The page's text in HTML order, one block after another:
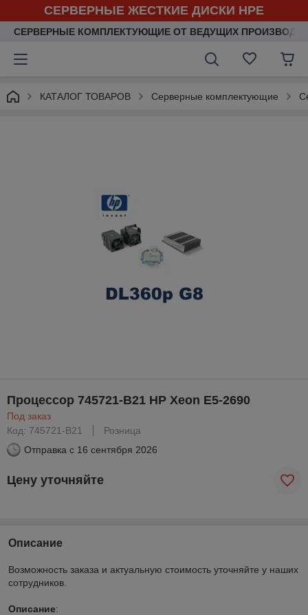
СЕРВЕРНЫЕ ЖЕСТКИЕ ДИСКИ HPE
СЕРВЕРНЫЕ КОМПЛЕКТУЮЩИЕ ОТ ВЕДУЩИХ
КАТАЛОГ ТОВАРОВ Серверные комплектующие
Процессор 745721-B21 HP Xeon E5-2690
Под заказ
Код: 745721-B21
Розница
Отправка с 16 сентября 2026
Цену уточняйте
Описание
Возможность заказа и актуальную стоимость уточняйте у наших
сотрудников.
Описание: